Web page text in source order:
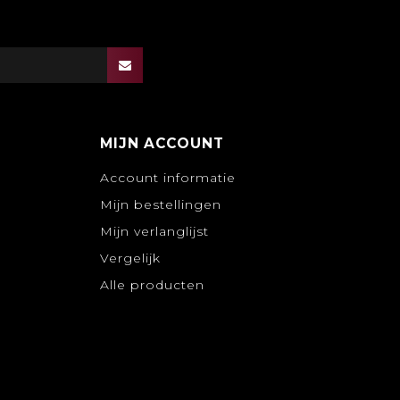
MIJN ACCOUNT
Account informatie
Mijn bestellingen
Mijn verlanglijst
Vergelijk
Alle producten